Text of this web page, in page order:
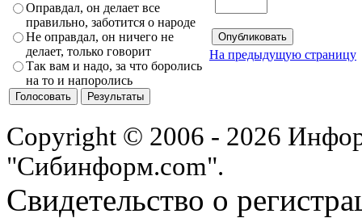
Оправдал, он делает все
правильно, заботится о народе
Не оправдал, он ничего не
делает, только говорит
Так вам и надо, за что боролись
на то и напоролись
На предыдущую страницу
Copyright © 2006 - 2026
"Сибинформ.com".
Свидетельство о